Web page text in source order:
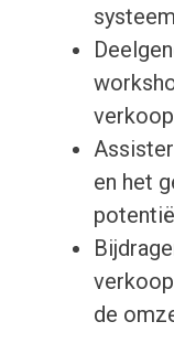
systeem
en het
de